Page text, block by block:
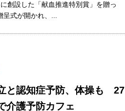
創設した「献血推進特別賞」を贈っ
式が開かれ、...
と認知症予防、体操も 27
介護予防カフェ